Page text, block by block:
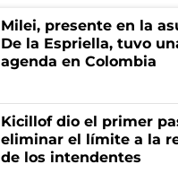
Milei, presente en la
De la Espriella, tuvo
agenda en Colombia
Kicillof dio el primer
eliminar el límite a la
de los intendentes